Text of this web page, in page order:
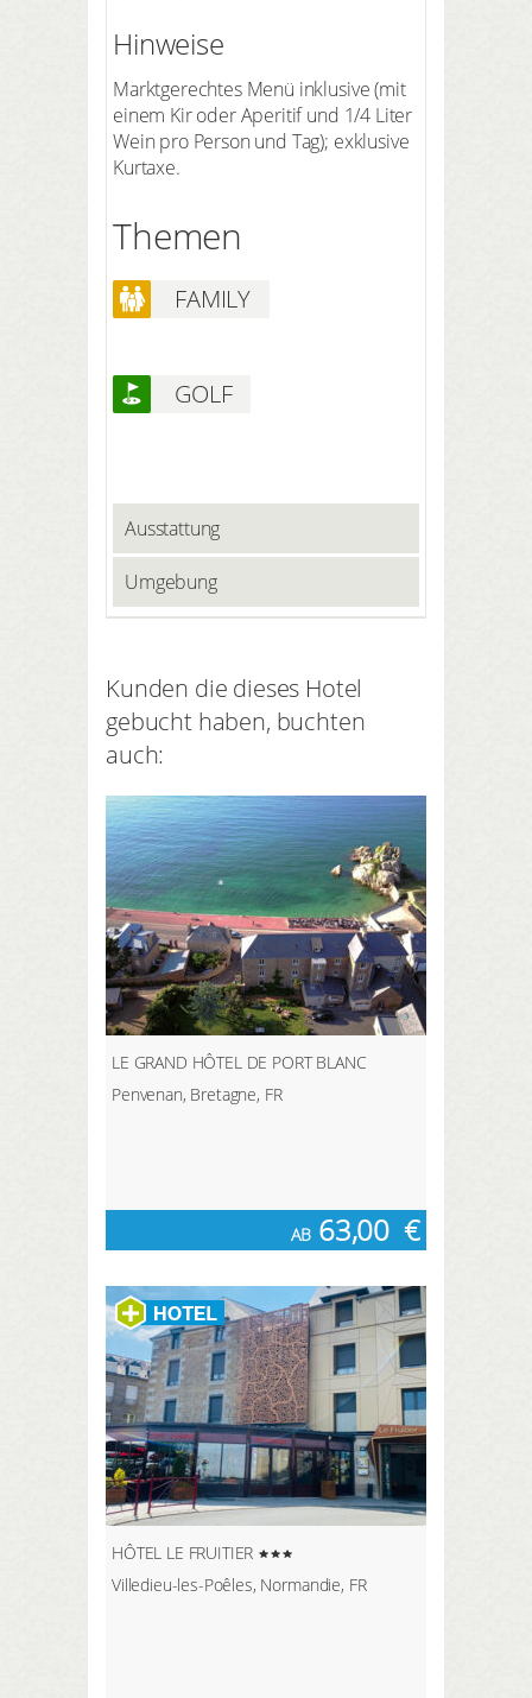
Hinweise
Marktgerechtes Menü inklusive (mit
einem Kir oder Aperitif und 1/4 Liter
Wein pro Person und Tag); exklusive
Kurtaxe.
Themen
FAMILY
GOLF
Ausstattung
Umgebung
Kunden die dieses Hotel
gebucht haben, buchten
auch:
LE GRAND HÔTEL DE PORT BLANC
Penvenan, Bretagne, FR
AB 63,00 €
HÔTEL LE FRUITIER
Villedieu-les-Poêles, Normandie, FR